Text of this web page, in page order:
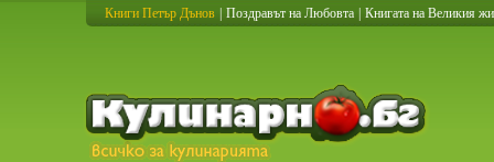
Книги Петър Дънов Поздравът на Любовта Книгата на Великия